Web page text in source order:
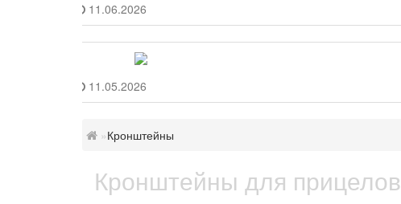
11.06.2026
11.05.2026
Кронштейны
Кронштейны для прицелов